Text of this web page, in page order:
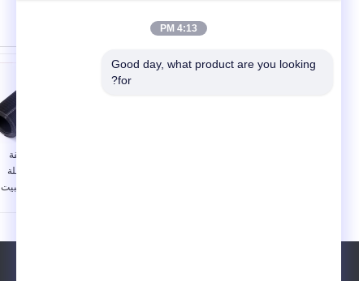
خياطة على حلقة
الخطاف الموصلة
المقبولة مواد التثبيت
4:13 PM
Good day, what product are you looking
for?